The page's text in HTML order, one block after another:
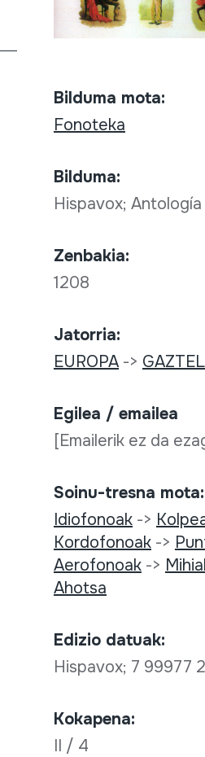
Bilduma mota:
Fonoteka
Bilduma:
Hispavox;
Zenbakia:
1208
Jatorria:
EUROPA->
Egilea / emailea
[Emailerik ez da
Soinu-tresna mota:
Idiofonoak->
Kordofonoak->
Aerofonoak->
Ahotsa
Edizio datuak:
Hispavox; 7 99977
Kokapena:
II / 4